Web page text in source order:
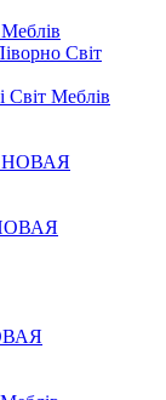
Світ
Світ Меблів
НОВАЯ